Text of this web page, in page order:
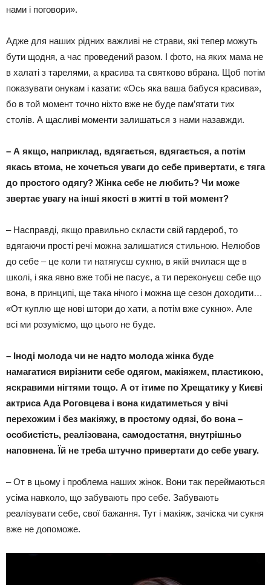
нами і поговори».
Адже для наших рідних важливі не страви, які тепер можуть
бути щодня, а час проведений разом. І фото, на яких мама не
в халаті з тарелями, а красива та святково вбрана. Щоб потім
показувати онукам і казати: «Ось яка ваша бабуся красива»,
бо в той момент точно ніхто вже не буде пам’ятати тих
столів. А щасливі моменти залишаться з нами назавжди.
– А якщо, наприклад, вдягається, вдягається, а потім
якась втома, не хочеться уваги до себе привертати, є тяга
до простого одягу? Жінка себе не любить? Чи може
звертає увагу на інші якості в житті в той момент?
– Насправді, якщо правильно скласти свій гардероб, то
вдягаючи прості речі можна залишатися стильною. Нелюбов
до себе – це коли ти натягуєш сукню, в якій вчилася ще в
школі, і яка явно вже тобі не пасує, а ти переконуєш себе що
вона, в принципі, ще така нічого і можна ще сезон доходити…
«От куплю ще нові штори до хати, а потім вже сукню». Але
всі ми розуміємо, що цього не буде.
– Іноді молода чи не надто молода жінка буде
намагатися вирізнити себе одягом, макіяжем, пластикою,
яскравими нігтями тощо. А от ітиме по Хрещатику у Києві
актриса Ада Роговцева і вона кидатиметься у вічі
перехожим і без макіяжу, в простому одязі, бо вона –
особистість, реалізована, самодостатня, внутрішньо
наповнена. Їй не треба штучно привертати до себе увагу.
– От в цьому і проблема наших жінок. Вони так переймаються
усіма навколо, що забувають про себе. Забувають
реалізувати себе, свої бажання. Тут і макіяж, зачіска чи сукня
вже не допоможе.